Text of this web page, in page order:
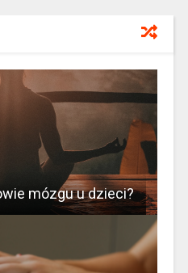
mózgu u dzieci?